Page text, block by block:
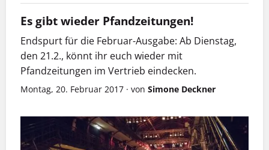
Es gibt wieder Pfandzeitungen!
Endspurt für die Februar-Ausgabe: Ab Dienstag,
den 21.2., könnt ihr euch wieder mit
Pfandzeitungen im Vertrieb eindecken.
Montag, 20. Februar 2017 · von Simone Deckner